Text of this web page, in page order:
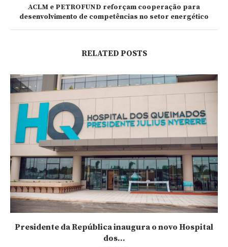
ACLM e PETROFUND reforçam cooperação para
desenvolvimento de competências no setor energético
RELATED POSTS
Presidente da República inaugura o novo Hospital
dos...